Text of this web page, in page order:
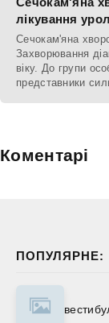
ПОПУЛЯРНЕ:
лікування
Сечокам'яна
Захворювання
віку. До групи
представники
Коментарі